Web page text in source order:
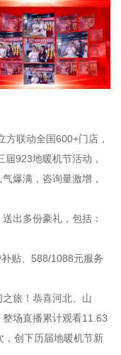
联动全国600+门店，
923地暖机节活动，
爆满，咨询量激增，
出多份豪礼，包括：
贴、588/1088元服务
旅！恭喜河北、山
场直播累计观看11.63
创下历届地暖机节新